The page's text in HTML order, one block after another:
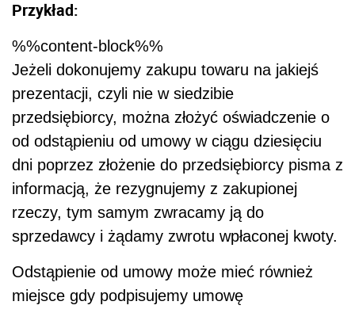
Przykład:
%%content-block%%
Jeżeli dokonujemy zakupu towaru na jakiejś
prezentacji, czyli nie w siedzibie
przedsiębiorcy, można złożyć oświadczenie o
od odstąpieniu od umowy w ciągu dziesięciu
dni poprzez złożenie do przedsiębiorcy pisma z
informacją, że rezygnujemy z zakupionej
rzeczy, tym samym zwracamy ją do
sprzedawcy i żądamy zwrotu wpłaconej kwoty.
Odstąpienie od umowy może mieć również
miejsce gdy podpisujemy umowę